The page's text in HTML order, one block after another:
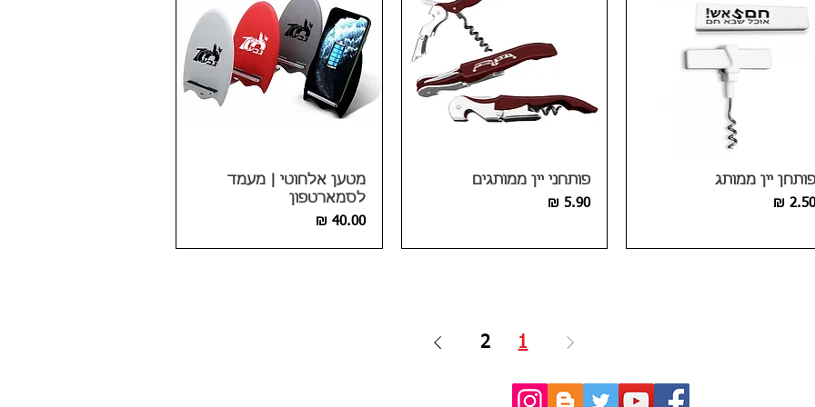
פותחן יין ממותג פותחני יין ממותגים
מחיר‏5.90 ‏₪
מטען אלחוטי | מעמד
לסמארטפון
מחיר‏40.00 ‏₪
1
2